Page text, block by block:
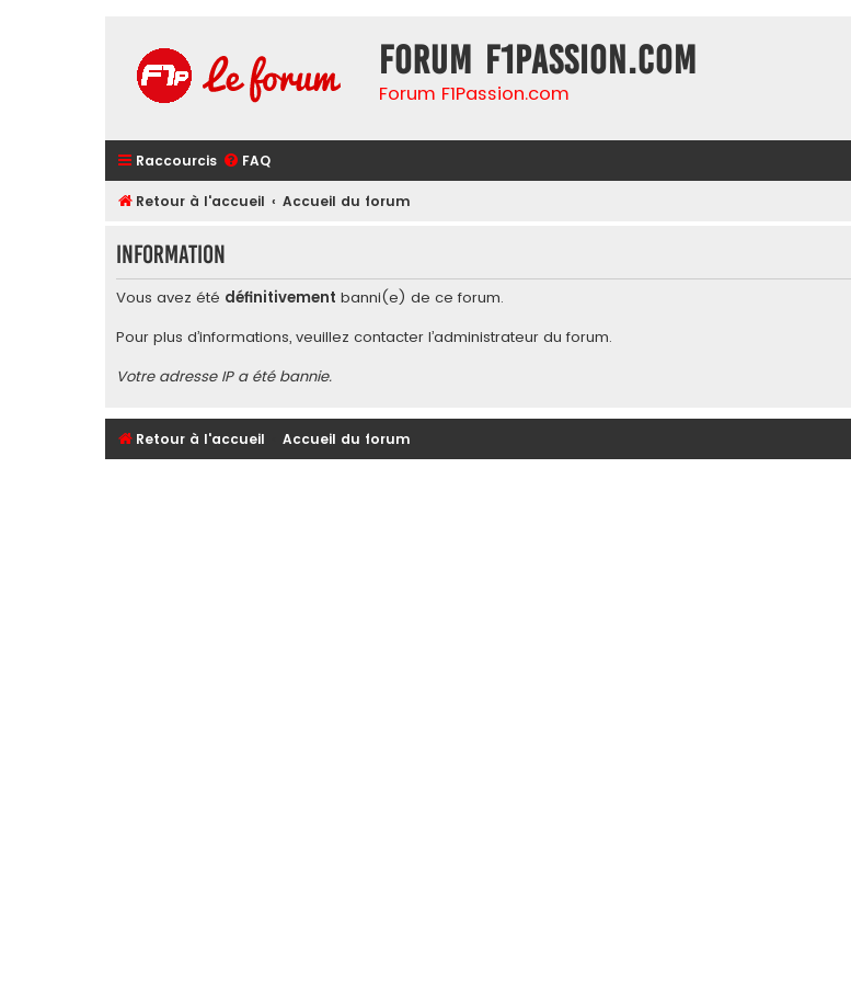
Forum F1Passion.com
Forum F1Passion.com
Raccourcis FAQ
Retour à l'accueil Accueil du forum
Information
Vous avez été définitivement banni(e) de ce forum.
Pour plus d’informations, veuillez contacter l’administrateur du forum.
Votre adresse IP a été bannie.
Retour à l'accueil Accueil du forum